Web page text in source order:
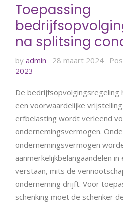
Toepassing
na splitsing
by admin 28 maart 2024
2023
De bedrijfsopvolgingsregeling
een voorwaardelijke
erfbelasting wordt verleend
ondernemingsvermogen.
ondernemingsvermogen
aanmerkelijkbelangaandelen
verstaan, mits de
onderneming drijft. Voor
schenking moet de schenker